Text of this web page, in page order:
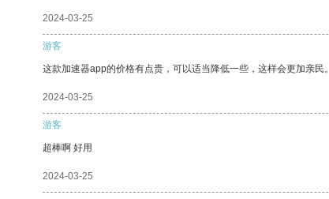
2024-03-25
游客
这款加速器app的价格有点贵，可以适当降低一些，这样会更加亲民。
2024-03-25
游客
超棒啊 好用
2024-03-25